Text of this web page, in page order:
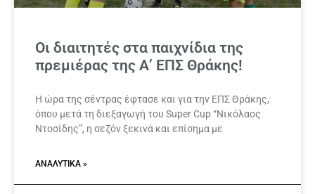
Οι διαιτητές στα παιχνίδια της
πρεμιέρας της Α’ ΕΠΣ Θράκης!
Η ώρα της σέντρας έφτασε και για την ΕΠΣ Θράκης,
όπου μετά τη διεξαγωγή του Super Cup “Νικόλαος
Ντοσίδης”, η σεζόν ξεκινά και επίσημα με
ΑΝΑΛΥΤΙΚΆ »